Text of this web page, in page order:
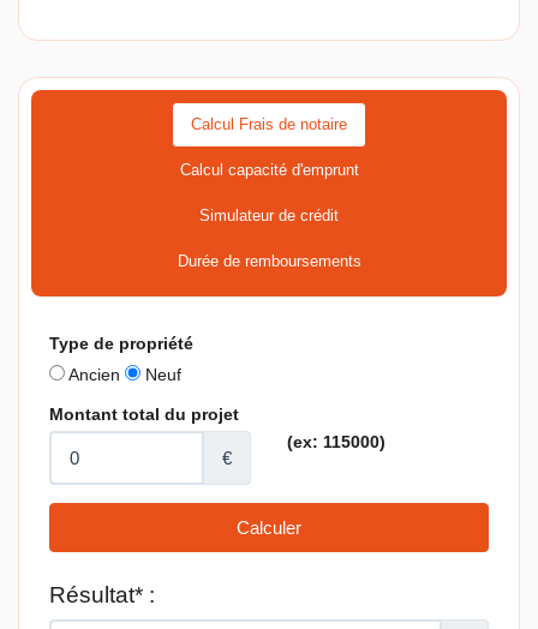
Calcul Frais de notaire
Calcul capacité d'emprunt
Simulateur de crédit
Durée de remboursements